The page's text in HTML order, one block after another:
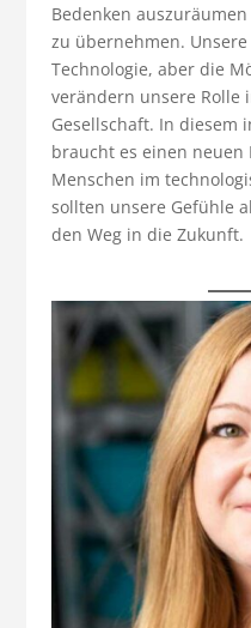
Bedenken
zu übernehmen.
Technologie, aber die
verändern unsere Rolle
Gesellschaft. In diesem
braucht es einen neuen
Menschen im
sollten unsere Gefühle
den Weg in die Zukunft.